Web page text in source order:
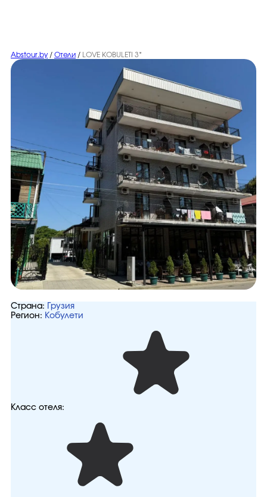
Abstour.by / Отели / LOVE KOBULETI 3*
Страна:
Грузия
Регион: Кобулети
Класс отеля: